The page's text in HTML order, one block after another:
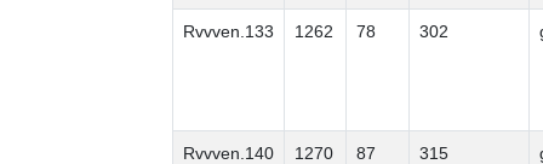
Rvvven.133 1262 78 302
Rvvven.140 1270 87 315